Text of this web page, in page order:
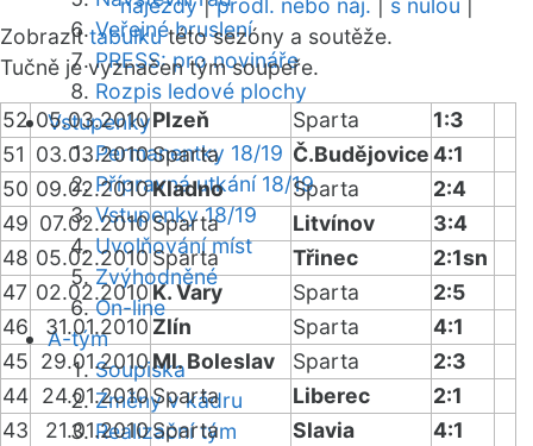
Veřejné bruslení
PRESS: pro novináře
Rozpis ledové plochy
Vstupenky
Permanentky 18/19
Přípravná utkání 18/19
Vstupenky 18/19
Uvolňování míst
Zvýhodněné
On-line
A-tým
Soupiska
Změny v kádru
Realizační tým
nájezdy|prodl. nebo náj. s nulou
Zobrazittabulkutéto sezóny a soutěže.
Tučně je vyznačen tým soupeře.
52 05.03.2010Plzeň Sparta
1:3
51 03.03.2010Sparta Č.Budějovice4:1
50 09.02.2010Kladno Sparta
2:4
49 07.02.2010Sparta Litvínov
3:4
48 05.02.2010 Sparta Třinec
2:1sn
47 02.02.2010K. Vary Sparta
2:5
46
31.01.2010 Zlín Sparta
4:1
45 29.01.2010Ml. Boleslav Sparta
2:3
44 24.01.2010Sparta Liberec
2:1
43
21.01.2010Sparta Slavia
4:1